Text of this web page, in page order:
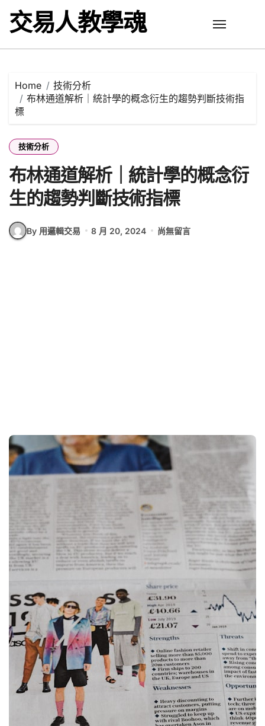
content
交易人教學魂
Home
技術分析
布林通道解析｜統計學的概念衍生的趨勢判斷技術指
標
技術分析
布林通道解析｜統計學的概念衍
生的趨勢判斷技術指標
By 用邏輯交易 8 月 20, 2024 尚無留言